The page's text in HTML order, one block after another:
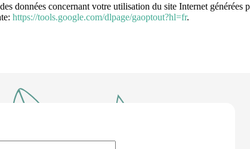
données concernant votre utilisation du site Internet
https://tools.google.com/dlpage/gaoptout?hl=fr.